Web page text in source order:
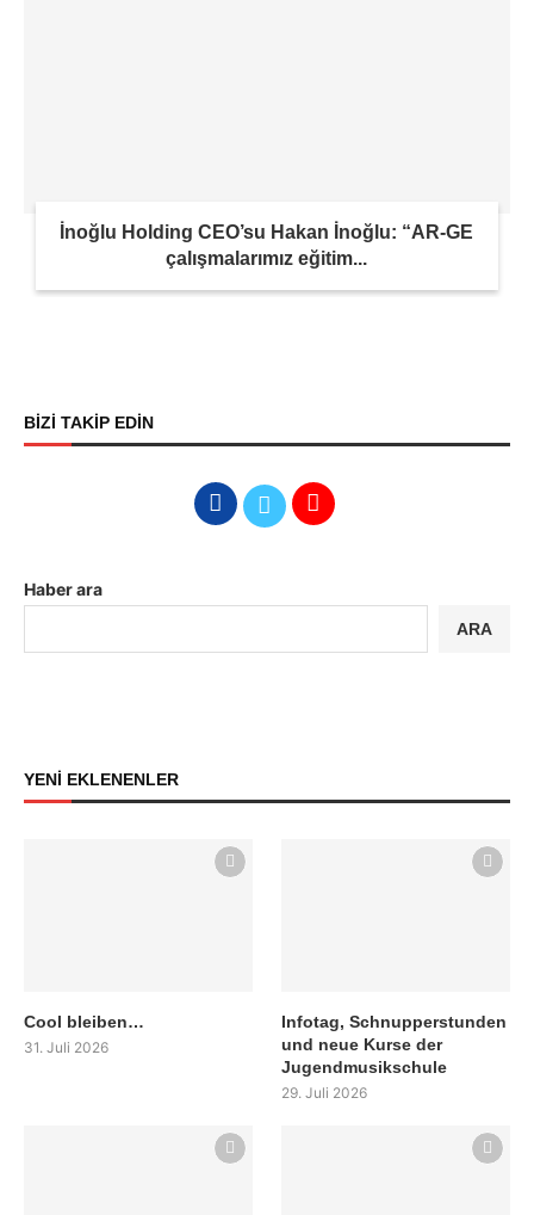
İnoğlu Holding CEO’su Hakan İnoğlu: “AR-GE
çalışmalarımız eğitim...
BİZİ TAKİP EDİN
Haber ara
ARA
YENİ EKLENENLER
Cool bleiben…
31. Juli 2026
Infotag, Schnupperstunden
und neue Kurse der
Jugendmusikschule
29. Juli 2026